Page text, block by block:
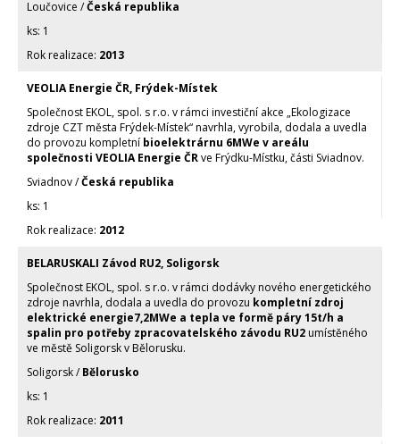
Loučovice /Česká republika
1
2013
VEOLIA Energie ČR, Frýdek-Místek
Společnost EKOL, spol. s r.o. v rámci investiční akce „Ekologizace
zdroje CZT města Frýdek-Místek“ navrhla, vyrobila, dodala a uvedla
do provozu kompletní bioelektrárnu 6MWe v areálu
společnosti VEOLIA Energie ČRve Frýdku-Místku, části Sviadnov.
Sviadnov /Česká republika
1
2012
BELARUSKALI Závod RU2, Soligorsk
Společnost EKOL, spol. s r.o. v rámci dodávky nového energetického
zdroje navrhla, dodala a uvedla do provozu kompletní zdroj
elektrické energie7,2MWe a tepla ve formě páry 15t/h a
spalin pro potřeby zpracovatelského závodu RU2 umístěného
ve městě Soligorsk v Bělorusku.
Soligorsk /Bělorusko
1
2011